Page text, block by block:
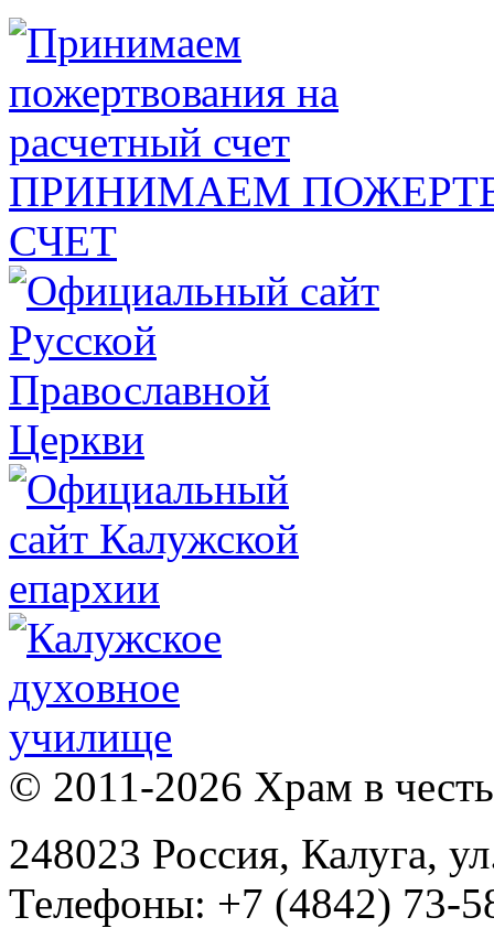
ПРИНИМАЕМ
СЧЕТ
© 2011-2026 Храм в честь
248023 Россия, Калуга,
Телефоны: +7 (4842) 73-